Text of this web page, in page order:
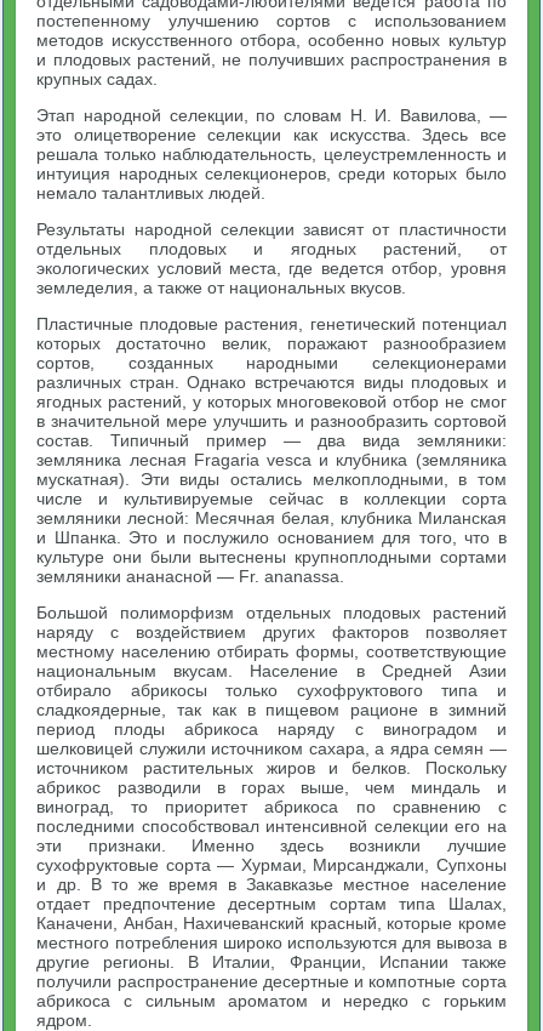
постепенному улучшению сортов с использованием
методов искусственного отбора, особенно новых культур
и плодовых растений, не получивших распространения в
крупных садах.
Этап народной селекции, по словам Н. И. Вавилова, —
это олицетворение селекции как искусства. Здесь все
решала только наблюдательность, целеустремленность и
интуиция народных селекционеров, среди которых было
немало талантливых людей.
Результаты народной селекции зависят от пластичности
отдельных плодовых и ягодных растений, от
экологических условий места, где ведется отбор, уровня
земледелия, а также от национальных вкусов.
Пластичные плодовые растения, генетический потенциал
которых достаточно велик, поражают разнообразием
сортов, созданных народными селекционерами
различных стран. Однако встречаются виды плодовых и
ягодных растений, у которых многовековой отбор не смог
в значительной мере улучшить и разнообразить сортовой
состав. Типичный пример — два вида земляники:
земляника лесная Fragaria vesca и клубника (земляника
мускатная). Эти виды остались мелкоплодными, в том
числе и культивируемые сейчас в коллекции сорта
земляники лесной: Месячная белая, клубника Миланская
и Шпанка. Это и послужило основанием для того, что в
культуре они были вытеснены крупноплодными сортами
земляники ананасной — Fr. ananassa.
Большой полиморфизм отдельных плодовых растений
наряду с воздействием других факторов позволяет
местному населению отбирать формы, соответствующие
национальным вкусам. Население в Средней Азии
отбирало абрикосы только сухофруктового типа и
сладкоядерные, так как в пищевом рационе в зимний
период плоды абрикоса наряду с виноградом и
шелковицей служили источником сахара, а ядра семян —
источником растительных жиров и белков. Поскольку
абрикос разводили в горах выше, чем миндаль и
виноград, то приоритет абрикоса по сравнению с
последними способствовал интенсивной селекции его на
эти признаки. Именно здесь возникли лучшие
сухофруктовые сорта — Хурмаи, Мирсанджали, Супхоны
и др. В то же время в Закавказье местное население
отдает предпочтение десертным сортам типа Шалах,
Каначени, Анбан, Нахичеванский красный, которые кроме
местного потребления широко используются для вывоза в
другие регионы. В Италии, Франции, Испании также
получили распространение десертные и компотные сорта
абрикоса с сильным ароматом и нередко с горьким
ядром.